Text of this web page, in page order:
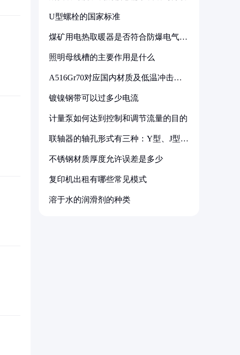
U型螺栓的国家标准
煤矿用电热取暖器是否符合防爆电气设
照明母线槽的主要作用是什么
A516Gr70对应国内材质及低温冲击要
镀镍钢带可以过多少电流
计量泵如何达到控制和调节流量的目的
联轴器的轴孔形式有三种：Y型、J型、
不锈钢材质厚度允许误差是多少
复印机出租有哪些常见模式
溶于水的润滑剂的种类